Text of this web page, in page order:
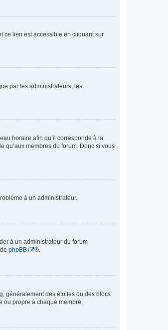
ce lien est accessible en cliquant sur
par les administrateurs, les
horaire afin qu’il corresponde à la
qu’aux membres du forum. Donc si vous
à un administrateur.
à un administrateur du forum
phpBB ®.
généralement des étoiles ou des blocs
ou propre à chaque membre.